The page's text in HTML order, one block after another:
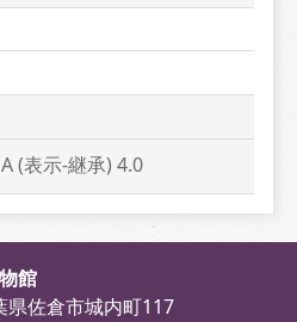
(表示-継承) 4.0
館
県佐倉市城内町117